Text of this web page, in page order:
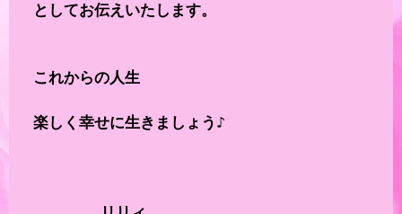
としてお伝えいたします。
これからの人生